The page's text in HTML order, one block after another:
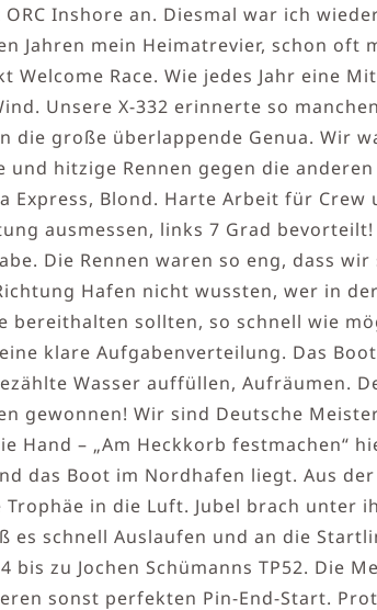
Inshore an. Diesmal war ich
Jahren mein Heimatrevier, schon oft
Race. Wie jedes Jahr eine
Unsere X-332 erinnerte so
große überlappende Genua. Wir
hitzige Rennen gegen die anderen
Blond. Harte Arbeit für Crew
ausmessen, links 7 Grad
Die Rennen waren so eng, dass
Hafen nicht wussten, wer in
bereithalten sollten, so schnell wie
klare Aufgabenverteilung. Das
Wasser auffüllen, Aufräumen.
Wir sind Deutsche
– „Am Heckkorb festmachen“
das Boot im Nordhafen liegt. Aus
in die Luft. Jubel brach unter
schnell Auslaufen und an die
zu Jochen Schümanns TP52. Die
sonst perfekten Pin-End-Start.